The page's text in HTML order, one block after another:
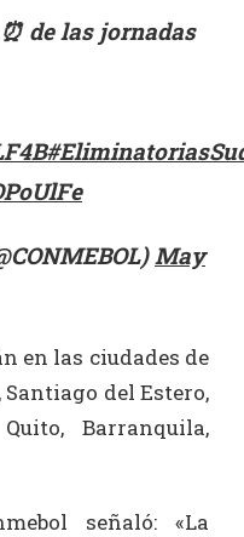
de las jornadas
May
en las ciudades de
del Estero,
Barranquila,
señaló: «La